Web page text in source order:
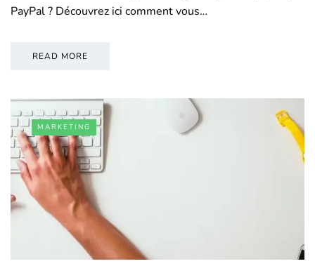
PayPal ? Découvrez ici comment vous…
READ MORE
MARKETING